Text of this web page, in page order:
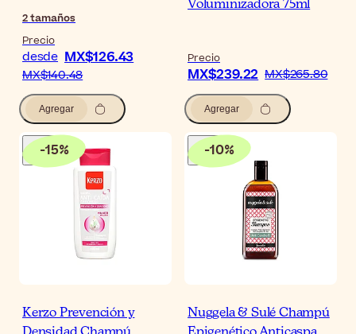
2tamaños
Precio
desde MX$126.43
MX$140.48
Agregar
Voluminizadora 75ml
Precio
MX$239.22 MX$265.80
Agregar
-15%
Kerzo Prevención y
-10%
Nuggela & Sulé Champú